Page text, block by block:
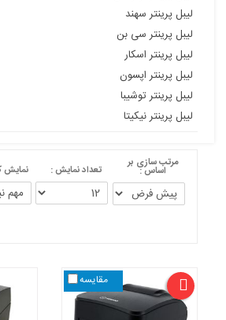
لیبل پرینتر سهند
لیبل پرینتر سی بن
لیبل پرینتر اسکار
لیبل پرینتر اپسون
لیبل پرینتر توشیبا
لیبل پرینتر نیکیتا
مرتب سازی بر
اساس : تعداد نمایش : نمایش
مقایسه